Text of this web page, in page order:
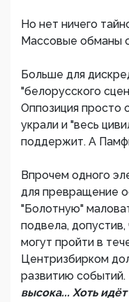
Но нет ничего
Массовые обманы
Больше для
"белорусского
Оппозиция просто
украли и "весь
поддержит. А
Впрочем одного
для превращение
"Болотную"
подвела,
могут пройти в
Центризбирком
развитию событий.
высока... Хоть